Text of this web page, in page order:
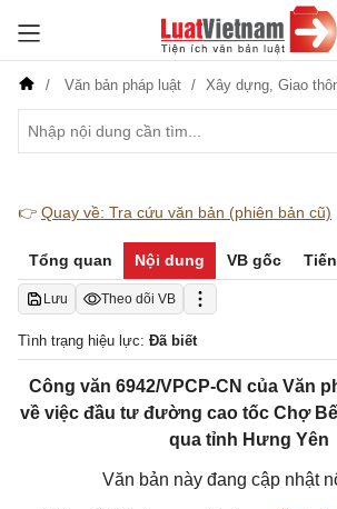
Văn bản pháp luật Xây dựng, Giao
👉 Quay về: Tra cứu văn bản (phiên bản cũ)
Tổng quan Nội dung VB gốc
Lưu Theo dõi VB
Tình trạng hiệu lực: Đã biết
Công văn 6942/VPCP-CN của Văn
về việc đầu tư đường cao tốc Chợ
qua tỉnh Hưng Yên
Văn bản này đang cập nhật